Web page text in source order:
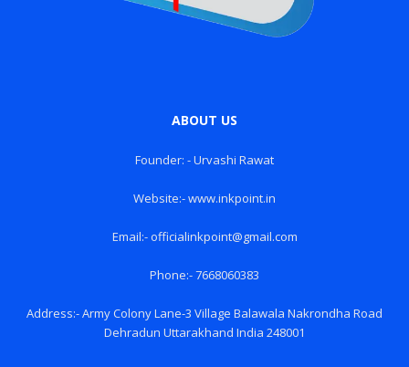
ABOUT US
Founder: - Urvashi Rawat
Website:- www.inkpoint.in
Email:- officialinkpoint@gmail.com
Phone:- 7668060383
Address:- Army Colony Lane-3 Village Balawala Nakrondha Road
Dehradun Uttarakhand India 248001